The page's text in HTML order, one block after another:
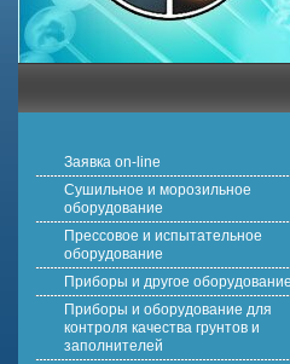
Заявка on-line
Сушильное и морозильное
оборудование
Прессовое и испытательное
оборудование
Приборы и другое оборудование
Приборы и оборудование для
контроля качества грунтов и
заполнителей